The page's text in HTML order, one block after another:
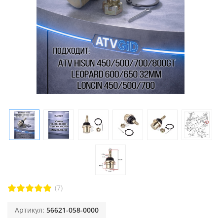
(7)
Артикул: 56621-058-0000